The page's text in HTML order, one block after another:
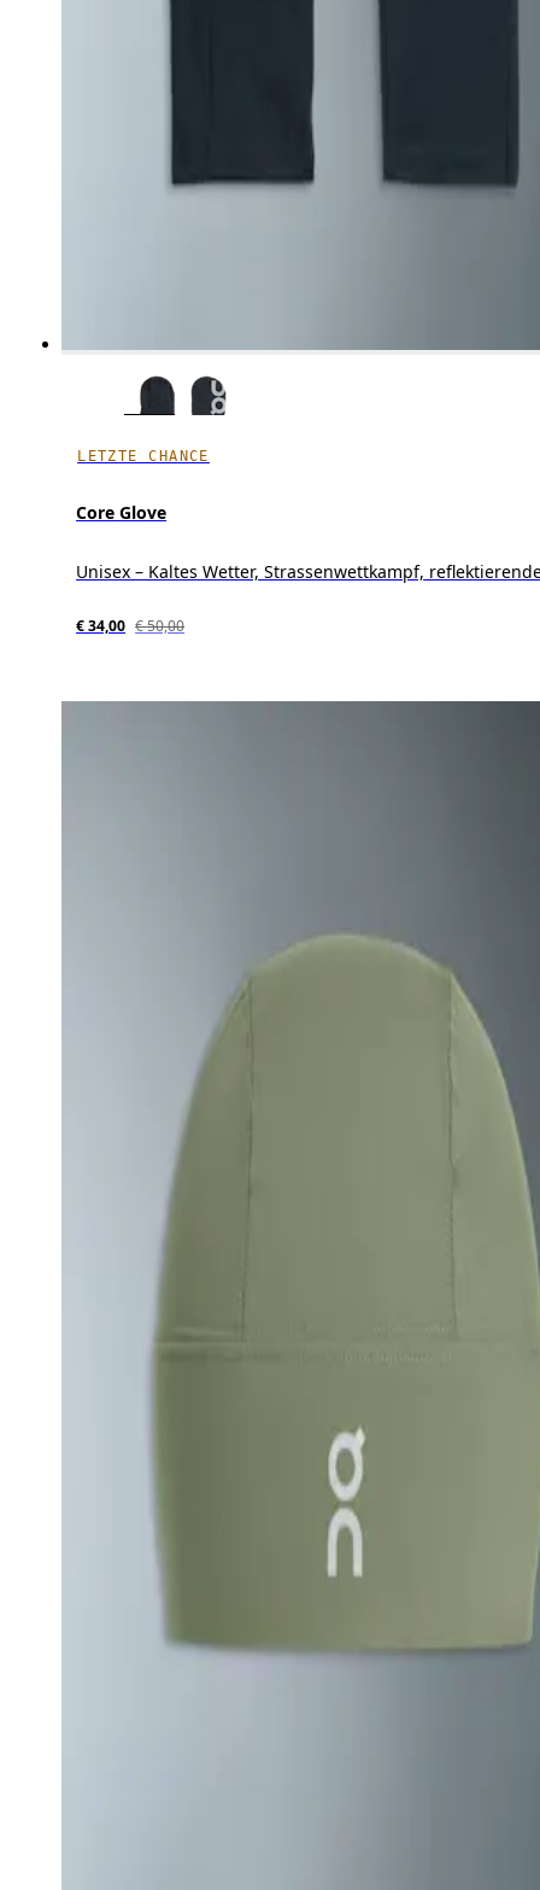
LETZTE CHANCE
Core Glove
Unisex – Kaltes Wetter, Strassenwettkampf,
€ 34,00 € 50,00